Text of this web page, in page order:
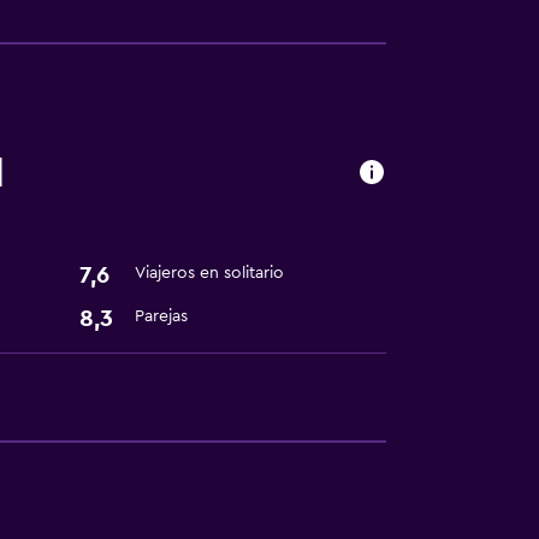
7,6 Viajeros en solitario
8,3 Parejas